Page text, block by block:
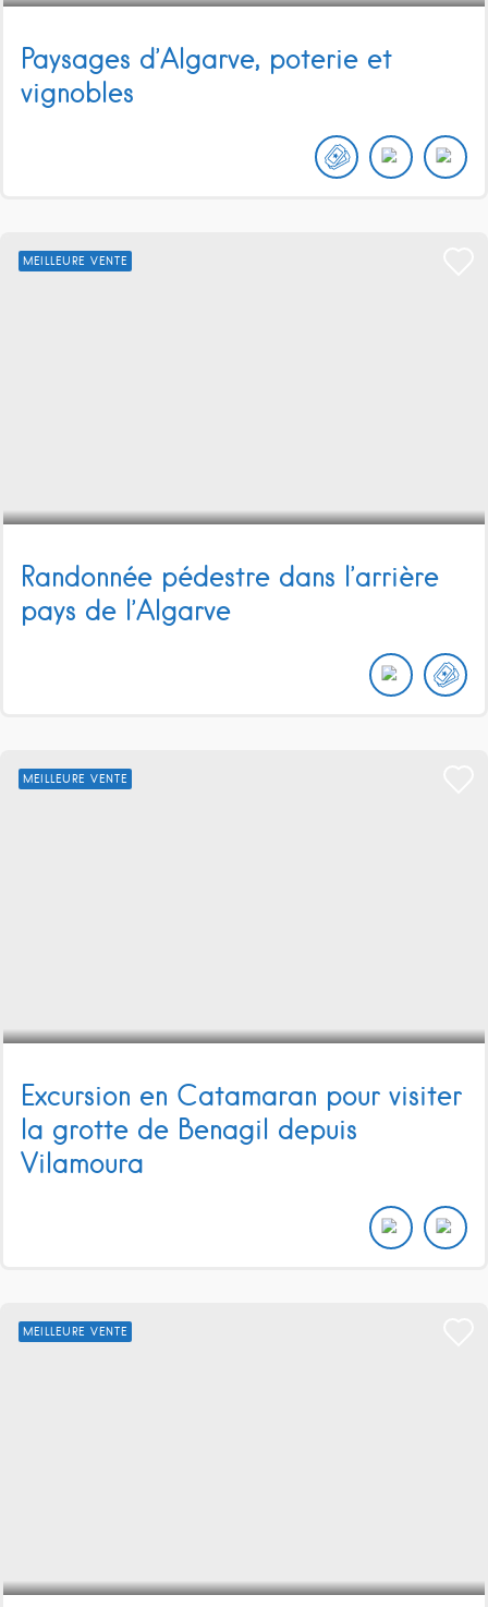
Paysages d’Algarve, poterie et
vignobles
MEILLEURE VENTE
Randonnée pédestre dans l’arrière
pays de l’Algarve
MEILLEURE VENTE
Excursion en Catamaran pour visiter
la grotte de Benagil depuis
Vilamoura
MEILLEURE VENTE